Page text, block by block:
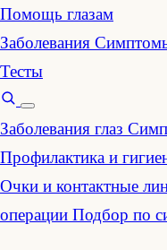
Помощь глазам
Заболевания
Тесты
Заболевания глаз
Профилактика и
Очки и контактные
операции Подбор по